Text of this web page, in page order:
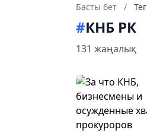
Басты бет / Тег
#КНБ РК
131 жаңалық